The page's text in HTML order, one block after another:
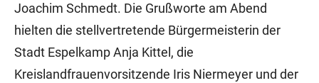
Joachim Schmedt. Die Grußworte am Abend
hielten die stellvertretende Bürgermeisterin der
Stadt Espelkamp Anja Kittel, die
Kreislandfrauenvorsitzende Iris Niermeyer und der